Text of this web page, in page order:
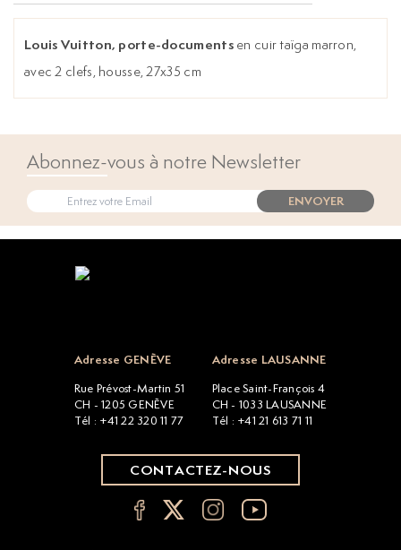
Louis Vuitton, porte-documentsen cuir taïga marron,
avec 2 clefs, housse, 27x35 cm
Abonnez-vous à notre Newsletter
ENVOYER
Adresse GENÈVE
Rue Prévost-Martin 51
CH - 1205 GENÈVE
Tél : +41 22 320 11 77
Adresse LAUSANNE
Place Saint-François 4
CH - 1033 LAUSANNE
Tél : +41 21 613 71 11
CONTACTEZ-NOUS